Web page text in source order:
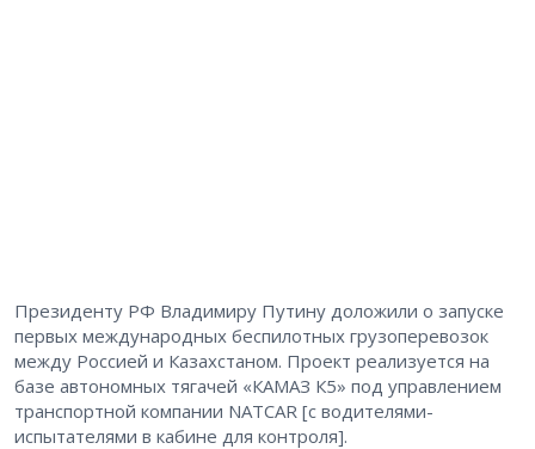
Президенту РФ Владимиру Путину доложили о запуске
первых международных беспилотных грузоперевозок
между Россией и Казахстаном. Проект реализуется на
базе автономных тягачей «КАМАЗ К5» под управлением
транспортной компании NATCAR [с водителями-
испытателями в кабине для контроля].